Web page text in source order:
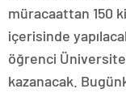
müracaattan 150
içerisinde
öğrenci
kazanacak.